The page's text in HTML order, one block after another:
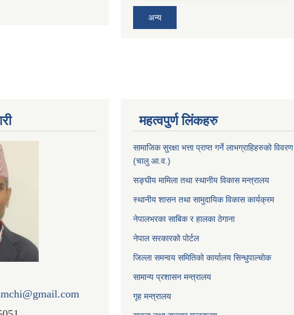
अन्य
महत्वपुर्ण लिंकहरु
सामाजिक सुरक्षा भत्ता प्राप्त गर्ने लाभग्राहिहरुको विवरण
(चालु आ.व.)
सङ्घीय मामिला तथा स्थानीय विकास मन्त्रालय
स्थानीय शासन तथा सामुदायिक विकास कार्यक्रम
नेपालभरका साबिक र हालका ठेगाना
नेपाल सरकारको पोर्टल
जिल्ला समन्वय समितिको कार्यालय सिन्धुपाल्चोक
सामान्य प्रशासन मन्त्रालय
गृह मन्त्रालय